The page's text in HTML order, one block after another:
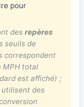
pour
des repères
seuils de
correspondent
MPH total
est affiché) ;
des